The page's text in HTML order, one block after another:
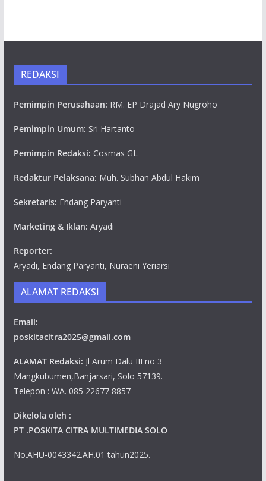
REDAKSI
Pemimpin Perusahaan: RM. EP Drajad Ary Nugroho
Pemimpin Umum: Sri Hartanto
Pemimpin Redaksi: Cosmas GL
Redaktur Pelaksana: Muh. Subhan Abdul Hakim
Sekretaris: Endang Paryanti
Marketing & Iklan: Aryadi
Reporter:
Aryadi, Endang Paryanti, Nuraeni Yeriarsi
ALAMAT REDAKSI
Email:
poskitacitra2025@gmail.com
ALAMAT Redaksi: Jl Arum Dalu III no 3
Mangkubumen,Banjarsari, Solo 57139.
Telepon : WA. 085 22677 8857
Dikelola oleh :
PT .POSKITA CITRA MULTIMEDIA SOLO
No.AHU-0043342.AH.01 tahun2025.